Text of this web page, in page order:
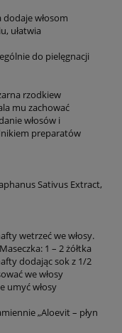
włosom
ułatwia
do pielęgnacji
rzodkiew
mu zachować
włosów i
preparatów
Sativus Extract,
wetrzeć we włosy.
1 – 2 żółtka
dodając sok z 1/2
we włosy
umyć włosy
„Aloevit – płyn